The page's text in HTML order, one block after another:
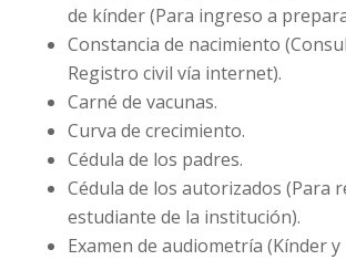
de kínder (Para ingreso a
Constancia de nacimiento
Registro civil vía internet).
Carné de vacunas.
Curva de crecimiento.
Cédula de los padres.
Cédula de los autorizados (Para
estudiante de la institución).
Examen de audiometría (Kínder y